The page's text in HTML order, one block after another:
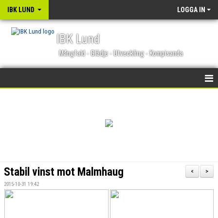
IBK LUND LOGGA IN
IBK Lund
Mångfald - Glädje - Utveckling - Kompisanda
OM KLUBBEN
>
<
Stabil vinst mot Malmhaug
2015-10-31 19:42